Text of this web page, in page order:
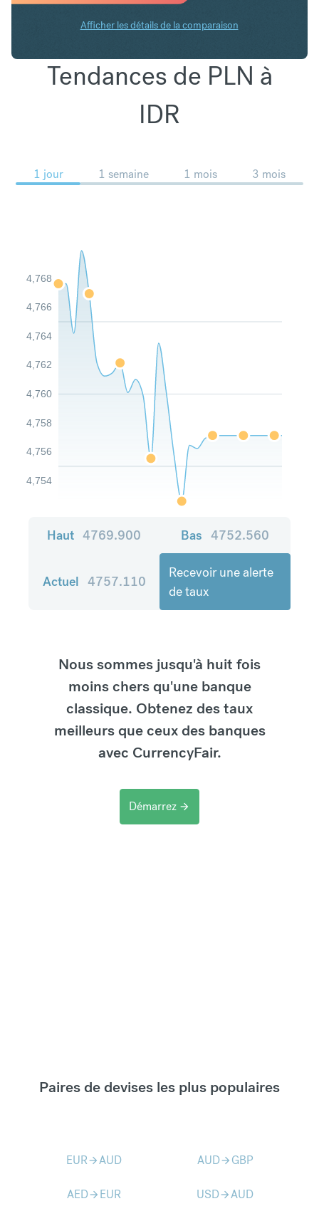
Afficher les détails de la comparaison
Tendances de PLN à
IDR
1 jour 1 semaine 1 mois 3 mois
4,754
4,756
4,758
4,760
4,762
4,764
4,766
4,768
Haut 4769.900 Bas 4752.560
Actuel 4757.110
Recevoir une alerte
de taux
Nous sommes jusqu'à huit fois
moins chers qu'une banque
classique. Obtenez des taux
meilleurs que ceux des banques
avec CurrencyFair.
Démarrez arrow_forward
Paires de devises les plus populaires
EURarrow_forwardAUD AUDarrow_forward GBP
AEDarrow_forward EUR USDarrow_forwardAUD